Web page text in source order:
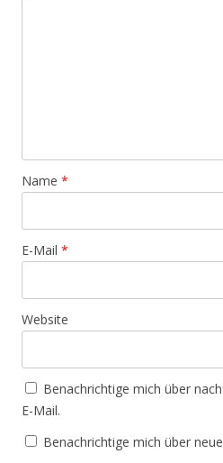
Name *
E-Mail *
Website
Benachrichtige mich über
E-Mail.
Benachrichtige mich über